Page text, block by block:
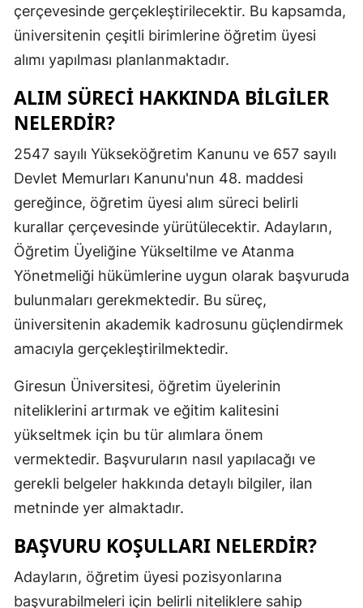
Erzincan
Eskişehir
Giresun
Gümüşhane
Hakkari
Mersin
Kastamonu
Kocaeli
çerçevesinde gerçekleştirilecektir. Bu kapsamda,
üniversitenin çeşitli birimlerine öğretim üyesi
alımı yapılması planlanmaktadır.
ALIM SÜRECI HAKKINDA BILGILER
NELERDIR?
2547 sayılı Yükseköğretim Kanunu ve 657 sayılı
Devlet Memurları Kanunu'nun 48. maddesi
gereğince, öğretim üyesi alım süreci belirli
kurallar çerçevesinde yürütülecektir. Adayların,
Öğretim Üyeliğine Yükseltilme ve Atanma
Yönetmeliği hükümlerine uygun olarak başvuruda
bulunmaları gerekmektedir. Bu süreç,
üniversitenin akademik kadrosunu güçlendirmek
amacıyla gerçekleştirilmektedir.
Giresun Üniversitesi, öğretim üyelerinin
niteliklerini artırmak ve eğitim kalitesini
yükseltmek için bu tür alımlara önem
vermektedir. Başvuruların nasıl yapılacağı ve
gerekli belgeler hakkında detaylı bilgiler, ilan
metninde yer almaktadır.
BAŞVURU KOŞULLARI NELERDIR?
Adayların, öğretim üyesi pozisyonlarına
başvurabilmeleri için belirli niteliklere sahip